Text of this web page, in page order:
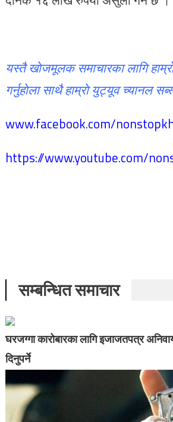
यस्तै खाेजमूलक समाचारका लागि
गर्नुहाेला साथै हाम्राे युट्यूव च्यानल
www.facebook.com/
https://www.youtube.com/
सम्बन्धित समाचार
घरजग्गा कारोबारका लागि इजाजतपत्र
दिनुपर्ने